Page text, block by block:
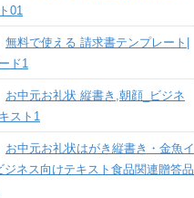
01
無料で使える 請求書テンプレート|
ド1
お中元お礼状 縦書き,朝顔_ビジネ
スト1
お中元お礼状はがき縦書き・金魚イ
ジネス向けテキスト食品関連贈答品